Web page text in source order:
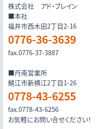
株式会社 アド・ブレイン
■本社
福井市西木田2丁目2-16
0776-36-3639
fax.0776-37-3887
■丹南営業所
鯖江市新横江2丁目1-26
0778-43-6255
fax.0778-43-6256
お気軽にお問い合せください！